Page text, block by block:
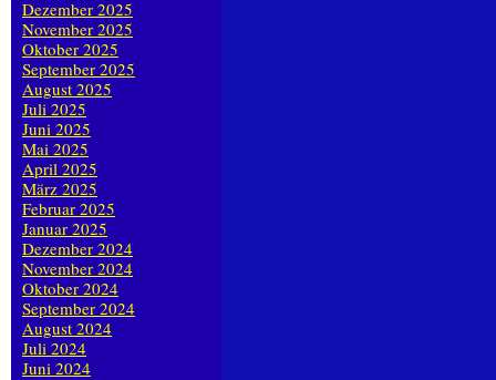
Dezember 2025
November 2025
Oktober 2025
September 2025
August 2025
Juli 2025
Juni 2025
Mai 2025
April 2025
März 2025
Februar 2025
Januar 2025
Dezember 2024
November 2024
Oktober 2024
September 2024
August 2024
Juli 2024
Juni 2024